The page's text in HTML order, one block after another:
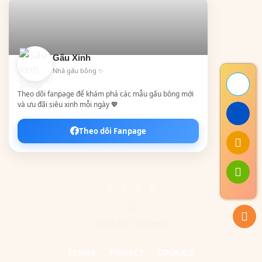
Gấu Xinh
Nhà gấu bông ✨
Theo dõi fanpage để khám phá các mẫu gấu bông mới
và ưu đãi siêu xinh mỗi ngày 💖
Theo dõi Fanpage